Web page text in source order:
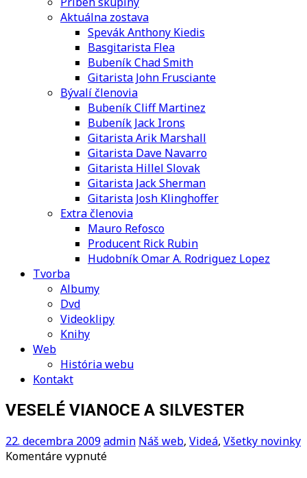
Aktuálna zostava
Spevák Anthony Kiedis
Basgitarista Flea
Bubeník Chad Smith
Gitarista John Frusciante
Bývalí členovia
Bubeník Cliff Martinez
Bubeník Jack Irons
Gitarista Arik Marshall
Gitarista Dave Navarro
Gitarista Hillel Slovak
Gitarista Jack Sherman
Gitarista Josh Klinghoffer
Extra členovia
Mauro Refosco
Producent Rick Rubin
Hudobník Omar A. Rodriguez Lopez
Tvorba
Albumy
Dvd
Videoklipy
Knihy
Web
História webu
Kontakt
VESELÉ VIANOCE A SILVESTER
22. decembra 2009admin Náš web, Videá, Všetky novinky
Komentáre vypnuténa